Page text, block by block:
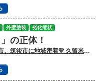
の正体！
久留米市、小郡市、筑後市に地域密着💛 久留米市諏訪野町で外壁塗装・屋根塗装をして
外壁塗装 劣化症状